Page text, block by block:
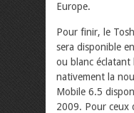
Europe.
Pour finir, le
sera disponible
ou blanc
nativement la
Mobile 6.5
2009. Pour ceux